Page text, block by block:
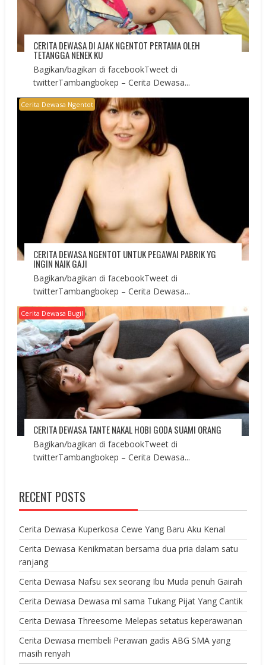
CERITA DEWASA DI AJAK NGENTOT PERTAMA OLEH
TETANGGA NENEK KU
Bagikan/bagikan di facebookTweet di
twitterTambangbokep – Cerita Dewasa...
Cerita Dewasa Ngentot
CERITA DEWASA NGENTOT UNTUK PEGAWAI PABRIK YG
INGIN NAIK GAJI
Bagikan/bagikan di facebookTweet di
twitterTambangbokep – Cerita Dewasa...
Cerita Dewasa Bugil
CERITA DEWASA TANTE NAKAL HOBI GODA SUAMI ORANG
Bagikan/bagikan di facebookTweet di
twitterTambangbokep – Cerita Dewasa...
RECENT POSTS
Cerita Dewasa Kuperkosa Cewe Yang Baru Aku Kenal
Cerita Dewasa Kenikmatan bersama dua pria dalam satu
ranjang
Cerita Dewasa Nafsu sex seorang Ibu Muda penuh Gairah
Cerita Dewasa Dewasa ml sama Tukang Pijat Yang Cantik
Cerita Dewasa Threesome Melepas setatus keperawanan
Cerita Dewasa membeli Perawan gadis ABG SMA yang
masih renyah